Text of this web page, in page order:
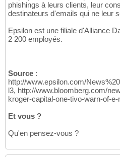
phishings à leurs clients, leur
destinateurs d'emails qui ne leur
Epsilon est une filiale d'Alliance
2 200 employés.
Source :
http://www.epsilon.com/
l3, http://www.bloomberg.com/
kroger-capital-one-tivo-warn-of-
Et vous ?
Qu'en pensez-vous ?